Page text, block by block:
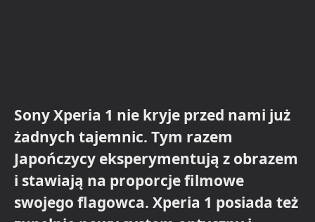
Sony Xperia 1 nie kryje przed nami już
żadnych tajemnic. Tym razem
Japończycy eksperymentują z obrazem
i stawiają na proporcje filmowe
swojego flagowca. Xperia 1 posiada też